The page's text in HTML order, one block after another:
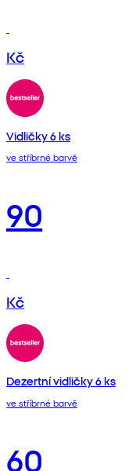
Kč
Vidličky 6 ks
ve stříbrné barvě
90
Kč
Dezertní vidličky 6 ks
ve stříbrné barvě
60